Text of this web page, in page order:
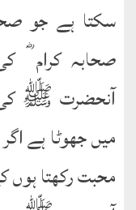
سکتا ہے جو
صحابہ کرام
آنحضرت ﷺ کی
میں جھوٹا ہے
محبت رکھتا ہوں